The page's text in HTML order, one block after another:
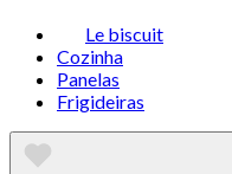
Le biscuit
Cozinha
Panelas
Frigideiras